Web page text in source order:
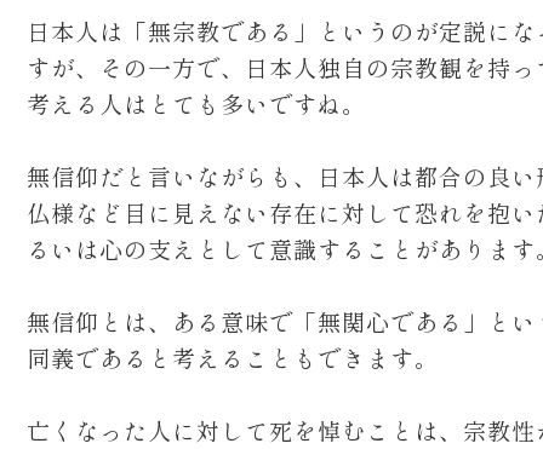
日本人は「無宗教である」というのが定説に
すが、その一方で、日本人独自の宗教観を持
考える人はとても多いですね。
無信仰だと言いながらも、日本人は都合の良
仏様など目に見えない存在に対して恐れを抱
るいは心の支えとして意識することがあります
無信仰とは、ある意味で「無関心である」と
同義であると考えることもできます。
亡くなった人に対して死を悼むことは、宗教